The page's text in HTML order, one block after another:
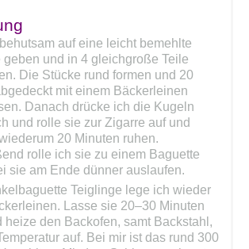
auf eine leicht bemehlte
geben und in 4 gleichgroße Teile
Die Stücke rund formen und 20
mit einem Bäckerleinen
Danach drücke ich die Kugeln
und rolle sie zur Zigarre auf und
20 Minuten ruhen.
rolle ich sie zu einem Baguette
sie am Ende dünner auslaufen.
Teiglinge lege ich wieder
Lasse sie 20–30 Minuten
heize den Backofen, samt Backstahl,
auf. Bei mir ist das rund 300